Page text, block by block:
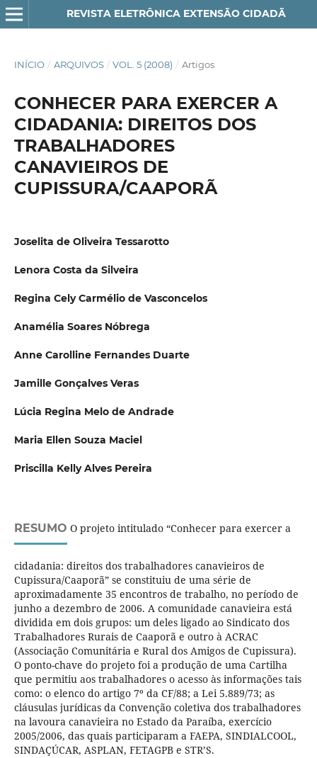
REVISTA ELETRÔNICA EXTENSÃO CIDADÃ
INÍCIO / ARQUIVOS / VOL. 5 (2008) / Artigos
CONHECER PARA EXERCER A
CIDADANIA: DIREITOS DOS
TRABALHADORES
CANAVIEIROS DE
CUPISSURA/CAAPORÃ
Joselita de Oliveira Tessarotto
Lenora Costa da Silveira
Regina Cely Carmélio de Vasconcelos
Anamélia Soares Nóbrega
Anne Carolline Fernandes Duarte
Jamille Gonçalves Veras
Lúcia Regina Melo de Andrade
Maria Ellen Souza Maciel
Priscilla Kelly Alves Pereira
RESUMO O projeto intitulado “Conhecer para exercer a
cidadania: direitos dos trabalhadores canavieiros de
Cupissura/Caaporã” se constituiu de uma série de
aproximadamente 35 encontros de trabalho, no período de
junho a dezembro de 2006. A comunidade canavieira está
dividida em dois grupos: um deles ligado ao Sindicato dos
Trabalhadores Rurais de Caaporã e outro à ACRAC
(Associação Comunitária e Rural dos Amigos de Cupissura).
O ponto-chave do projeto foi a produção de uma Cartilha
que permitiu aos trabalhadores o acesso às informações tais
como: o elenco do artigo 7º da CF/88; a Lei 5.889/73; as
cláusulas jurídicas da Convenção coletiva dos trabalhadores
na lavoura canavieira no Estado da Paraíba, exercício
2005/2006, das quais participaram a FAEPA, SINDIALCOOL,
SINDAÇÚCAR, ASPLAN, FETAGPB e STR’S.